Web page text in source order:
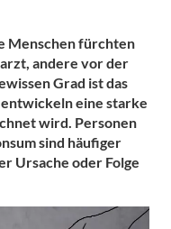
Menschen fürchten
andere vor der
Grad ist das
eine starke
wird. Personen
sind häufiger
Ursache oder Folge